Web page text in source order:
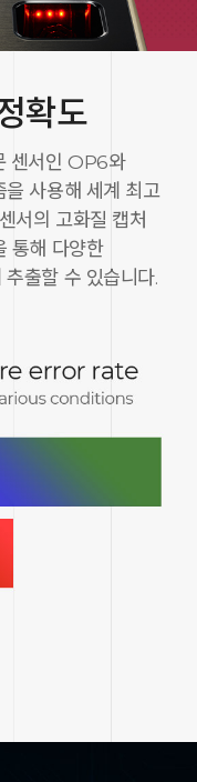
확도
센서인 OP6와
을 사용해 세계 최고
서의 고화질 캡처
통해 다양한
출할 수 있습니다.